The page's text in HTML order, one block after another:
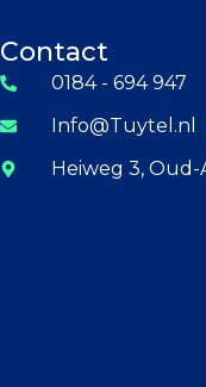
Contact
0184 - 694 947
Info@Tuytel.nl
Heiweg 3, Oud-